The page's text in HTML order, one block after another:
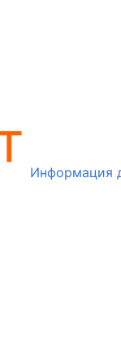
Информация